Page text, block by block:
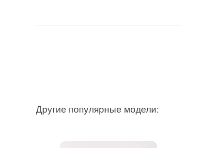
Другие популярные модели: